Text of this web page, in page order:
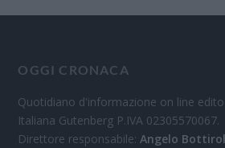
OGGI CRONACA
Quotidiano d'informazione on line
Italiana Gutenberg P.IVA 02305570067.
Direttore responsabile:Angelo